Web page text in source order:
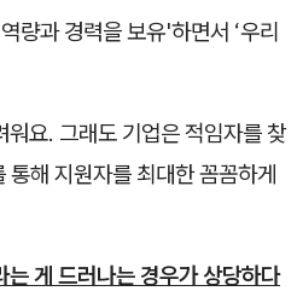
량과 경력을 보유'하면서 ‘우리
요. 그래도 기업은 적임자를 찾
해 지원자를 최대한 꼼꼼하게
게 드러나는 경우가 상당하다